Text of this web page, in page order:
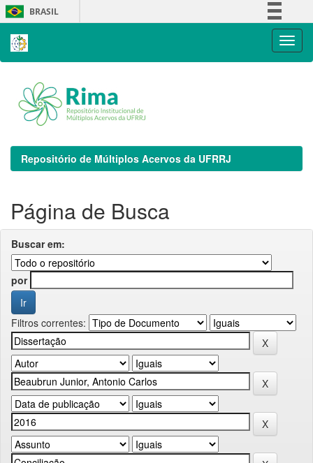
Skip
navigation
BRASIL
Repositório de Múltiplos Acervos da UFRRJ
Página de Busca
Buscar em:
por
Filtros correntes: